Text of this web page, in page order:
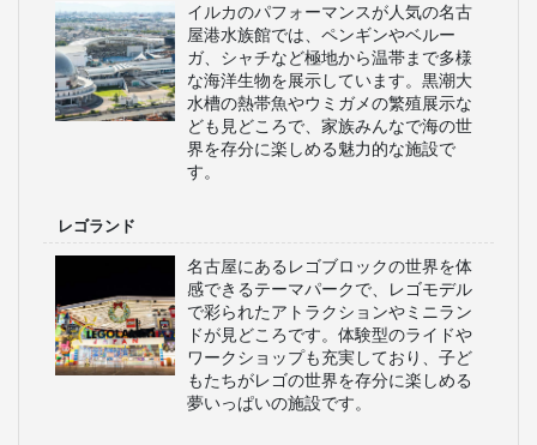
イルカのパフォーマンスが人気の名古
屋港水族館では、ペンギンやベルー
ガ、シャチなど極地から温帯まで多様
な海洋生物を展示しています。黒潮大
水槽の熱帯魚やウミガメの繁殖展示な
ども見どころで、家族みんなで海の世
界を存分に楽しめる魅力的な施設で
す。
レゴランド
名古屋にあるレゴブロックの世界を体
感できるテーマパークで、レゴモデル
で彩られたアトラクションやミニラン
ドが見どころです。体験型のライドや
ワークショップも充実しており、子ど
もたちがレゴの世界を存分に楽しめる
夢いっぱいの施設です。